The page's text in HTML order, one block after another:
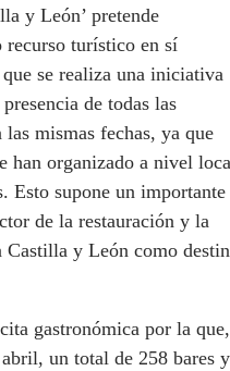
y León’ pretende
recurso turístico en sí
se realiza una iniciativa
de todas las
mismas fechas, ya que
han organizado a nivel
Esto supone un importante
de la restauración y la
Castilla y León como
gastronómica por la que,
un total de 258 bares y